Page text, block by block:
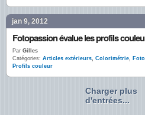
jan 9, 2012
Fotopassion évalue les profils
Par Gilles
Catégories: Articles extérieurs, Colorimétrie,
Profils couleur
Charger plus
d'entrées...